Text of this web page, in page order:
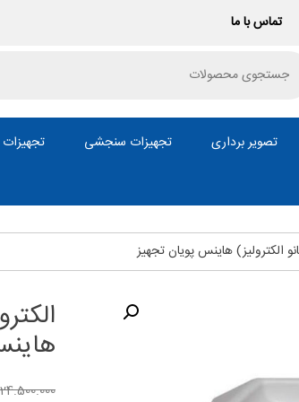
تماس با ما
تصویر برداری تجهیزات سنجشی تجهیزات
الکترولیز) هاینس پویان تجهیز
24.500.000